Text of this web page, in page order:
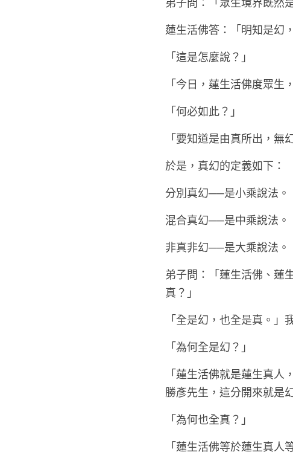
弟子問：「眾生境界既然
蓮生活佛答：「明知是幻
「這是怎麼說？」
「今日，蓮生活佛度眾生
「何必如此？」
「要知道是由真所出，無
於是，真幻的定義如下：
分別真幻──是小乘說法。
混合真幻──是中乘說法。
非真非幻──是大乘說法。
弟子問：「蓮生活佛、蓮
真？」
「全是幻，也全是真。」
「為何全是幻？」
「蓮生活佛就是蓮生真
勝彥先生，這分開來就是幻
「為何也全真？」
「蓮生活佛等於蓮生真